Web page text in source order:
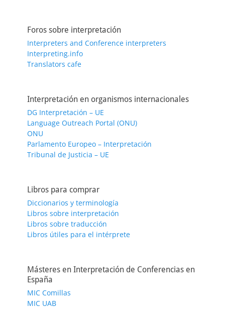
Foros sobre interpretación
Interpreters and Conference interpreters
Interpreting.info
Translators cafe
Interpretación en organismos internacionales
DG Interpretación – UE
Language Outreach Portal (ONU)
ONU
Parlamento Europeo – Interpretación
Tribunal de Justicia – UE
Libros para comprar
Diccionarios y terminología
Libros sobre interpretación
Libros sobre traducción
Libros útiles para el intérprete
Másteres en Interpretación de Conferencias en
España
MIC Comillas
MIC UAB